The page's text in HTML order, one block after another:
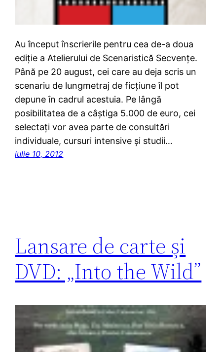
Au început înscrierile pentru cea de-a doua
ediţie a Atelierului de Scenaristică Secvenţe.
Până pe 20 august, cei care au deja scris un
scenariu de lungmetraj de ficţiune îl pot
depune în cadrul acestuia. Pe lângă
posibilitatea de a câştiga 5.000 de euro, cei
selectaţi vor avea parte de consultări
individuale, cursuri intensive şi studii…
iulie 10, 2012
Lansare de carte şi
DVD: „Into the Wild”